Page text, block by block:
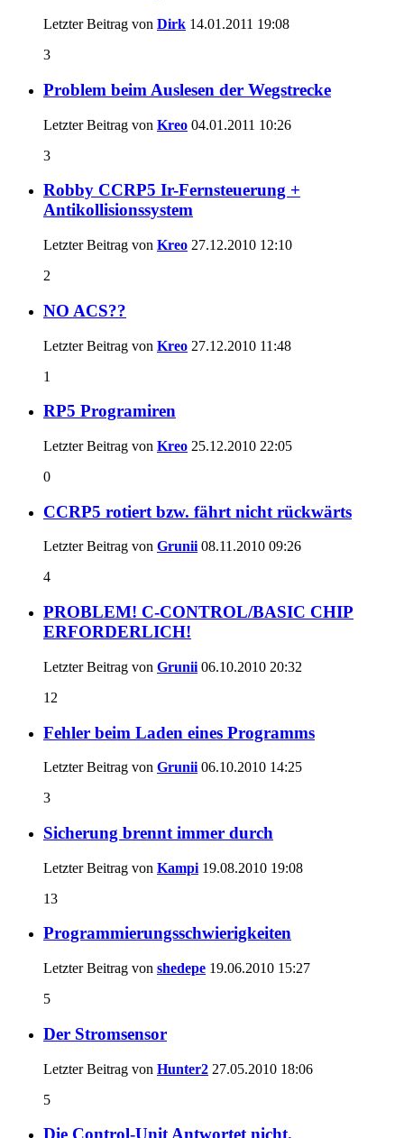
Letzter Beitrag von Dirk 14.01.2011 19:08
3
Problem beim Auslesen der Wegstrecke
Letzter Beitrag von Kreo 04.01.2011 10:26
3
Robby CCRP5 Ir-Fernsteuerung +
Antikollisionssystem
Letzter Beitrag von Kreo 27.12.2010 12:10
2
NO ACS??
Letzter Beitrag von Kreo 27.12.2010 11:48
1
RP5 Programiren
Letzter Beitrag von Kreo 25.12.2010 22:05
0
CCRP5 rotiert bzw. fährt nicht rückwärts
Letzter Beitrag von Grunii08.11.2010 09:26
4
PROBLEM! C-CONTROL/BASIC CHIP
ERFORDERLICH!
Letzter Beitrag von Grunii 06.10.2010 20:32
12
Fehler beim Laden eines Programms
Letzter Beitrag von Grunii 06.10.2010 14:25
3
Sicherung brennt immer durch
Letzter Beitrag von Kampi 19.08.2010 19:08
13
Programmierungsschwierigkeiten
Letzter Beitrag von shedepe 19.06.2010 15:27
5
Der Stromsensor
Letzter Beitrag von Hunter2 27.05.2010 18:06
5